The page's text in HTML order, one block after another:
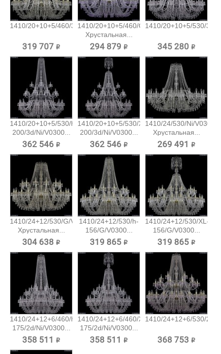
1410/20+10+5/460/3d/G/V0300...
319 707 ₽
1410/20+10+5/460/G/V7010
Хрустальная...
294 879 ₽
1410/20+10+5/530/3d/
345 280 ₽
1410/20+10+5/530/h-
200/3d/Ni/V0300...
362 546 ₽
1410/20+10+5/530/XL-
200/3d/Ni/V0300...
362 546 ₽
1410/24/530/Ni/V0300
Хрустальная...
269 491 ₽
1410/24+12/530/G/V0300
Хрустальная...
304 638 ₽
1410/24+12/530/h-
156/G/V0300...
319 865 ₽
1410/24+12/530/XL-
156/G/V0300...
319 865 ₽
1410/24+12+6/460/h-
175/2d/Ni/V0300...
358 511 ₽
1410/24+12+6/460/XL-
175/2d/Ni/V0300...
358 511 ₽
1410/24+12+6/530/2d/
368 753 ₽